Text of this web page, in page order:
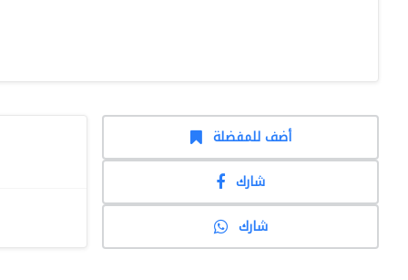
أضف للمفضلة
شارك
شارك